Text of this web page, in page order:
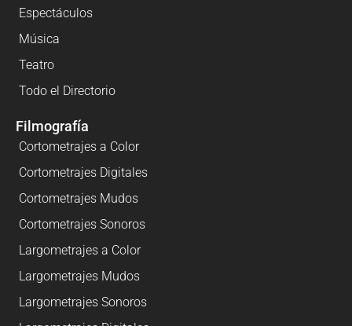
Espectáculos
Música
Teatro
Todo el Directorio
Filmografía
Cortometrajes a Color
Cortometrajes Digitales
Cortometrajes Mudos
Cortometrajes Sonoros
Largometrajes a Color
Largometrajes Mudos
Largometrajes Sonoros